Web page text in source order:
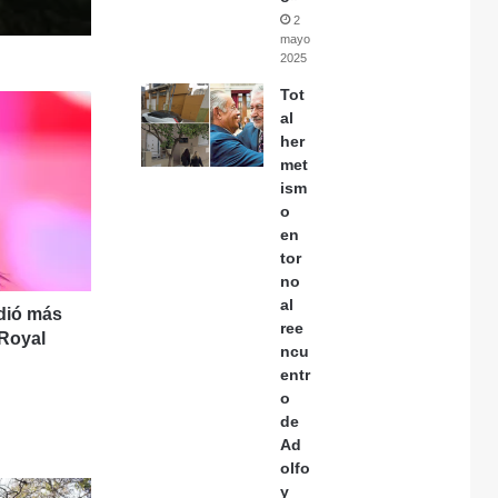
más
2
mayo,
2025
Tot
al
her
met
ism
o
en
tor
no
al
ree
ncu
entr
o
de
Ad
olfo
y